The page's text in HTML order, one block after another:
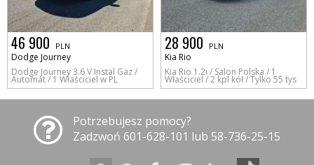
46 900 PLN
Dodge Journey
Dodge Journey 3.6 V Instal Gaz /
Automat / 1 Właściciel w PL
28 900 PLN
Kia Rio
Kia Rio 1.2i / Salon Polska / 1
Właściciel / 2 kpl kół / Tylko 55 tys
Potrzebujesz pomocy?
Zadzwoń 601-628-101 lub 58-736-25-15